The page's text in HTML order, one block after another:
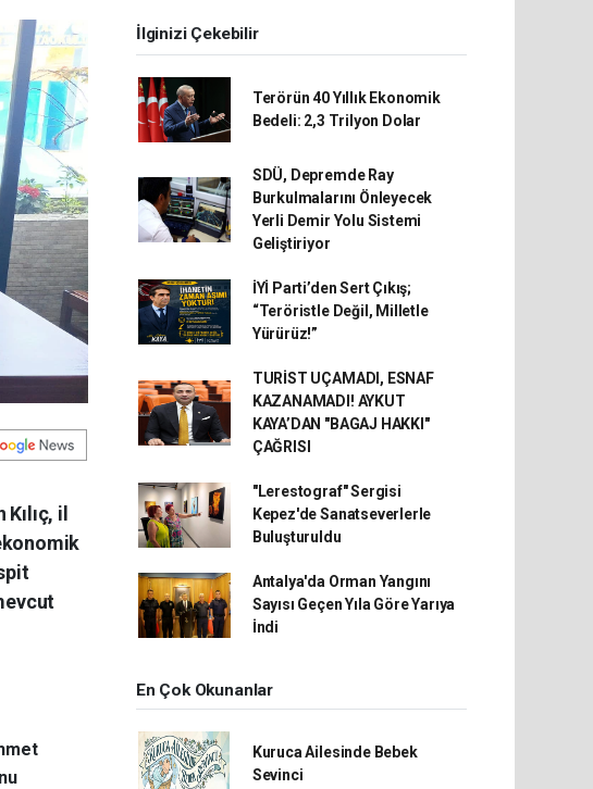
il
İlginizi Çekebilir
Terörün 40 Yıllık Ekonomik
Bedeli: 2,3 Trilyon Dolar
SDÜ, Depremde Ray
Burkulmalarını Önleyecek
Yerli Demir Yolu Sistemi
Geliştiriyor
İYİ Parti’den Sert Çıkış;
“Teröristle Değil, Milletle
Yürürüz!”
TURİST UÇAMADI, ESNAF
KAZANAMADI! AYKUT
KAYA’DAN "BAGAJ HAKKI"
ÇAĞRISI
"Lerestograf" Sergisi
Kepez'de Sanatseverlerle
Buluşturuldu
Antalya'da Orman Yangını
Sayısı Geçen Yıla Göre Yarıya
İndi
En Çok Okunanlar
Kuruca Ailesinde Bebek
Sevinci